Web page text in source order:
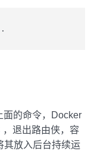
面的命令，Docker
退出路由侠，容
其放入后台持续运